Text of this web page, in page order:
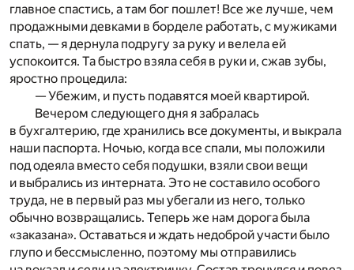
главное спастись, а там бог пошлет! Все же лучше, чем
продажными девками в борделе работать, с мужиками
спать, — я дернула подругу за руку и велела ей
успокоится. Та быстро взяла себя в руки и, сжав зубы,
яростно процедила:
— Убежим, и пусть подавятся моей квартирой.
Вечером следующего дня я забралась
в бухгалтерию, где хранились все документы, и выкрала
наши паспорта. Ночью, когда все спали, мы положили
под одеяла вместо себя подушки, взяли свои вещи
и выбрались из интерната. Это не составило особого
труда, не в первый раз мы убегали из него, только
обычно возвращались. Теперь же нам дорога была
«заказана». Оставаться и ждать недоброй участи было
глупо и бессмысленно, поэтому мы отправились